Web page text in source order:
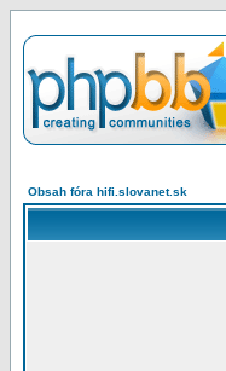
Obsah fóra hifi.slovanet.sk